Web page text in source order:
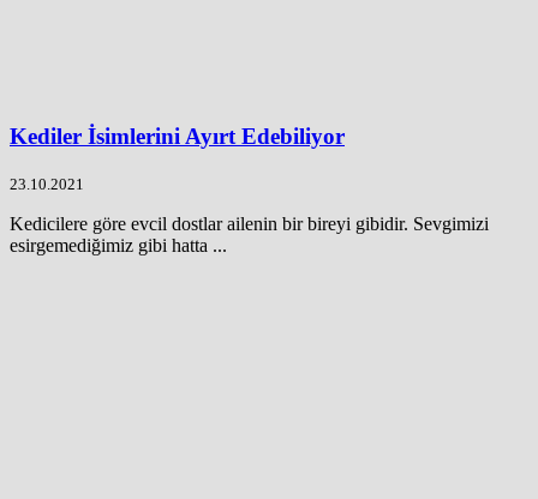
Kediler İsimlerini Ayırt Edebiliyor
23.10.2021
Kedicilere göre evcil dostlar ailenin bir bireyi gibidir. Sevgimizi
esirgemediğimiz gibi hatta ...